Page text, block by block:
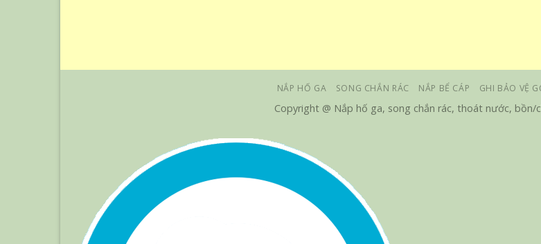
NẮP HỐ GA SONG CHẮN RÁC NẮP BỂ CÁP GHI BẢO VỆ
Copyright @ Nắp hố ga, song chắn rác, thoát nước, bồn/